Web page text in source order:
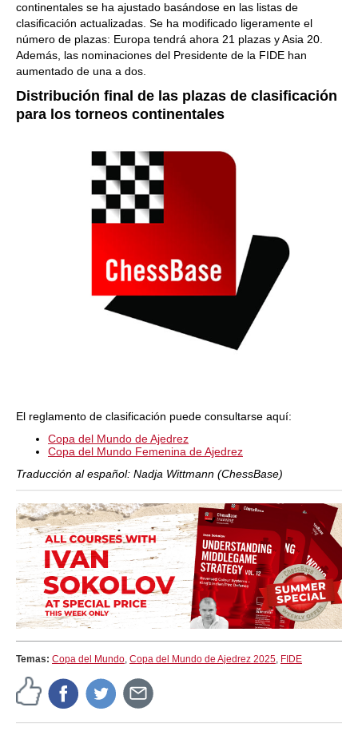
continentales se ha ajustado basándose en las listas de
clasificación actualizadas. Se ha modificado ligeramente el
número de plazas: Europa tendrá ahora 21 plazas y Asia 20.
Además, las nominaciones del Presidente de la FIDE han
aumentado de una a dos.
Distribución final de las plazas de clasificación
para los torneos continentales
El reglamento de clasificación puede consultarse aquí:
Copa del Mundo de Ajedrez
Copa del Mundo Femenina de Ajedrez
Traducción al español: Nadja Wittmann (ChessBase)
Temas: Copa del Mundo, Copa del Mundo de Ajedrez 2025, FIDE